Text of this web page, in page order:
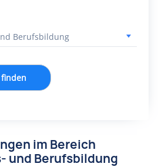
im Bereich
und Berufsbildung